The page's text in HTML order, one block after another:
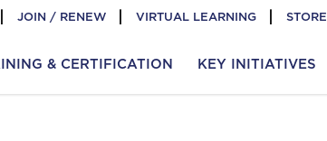
JOIN / RENEW VIRTUAL LEARNING STORE
& CERTIFICATION KEY INITIATIVES